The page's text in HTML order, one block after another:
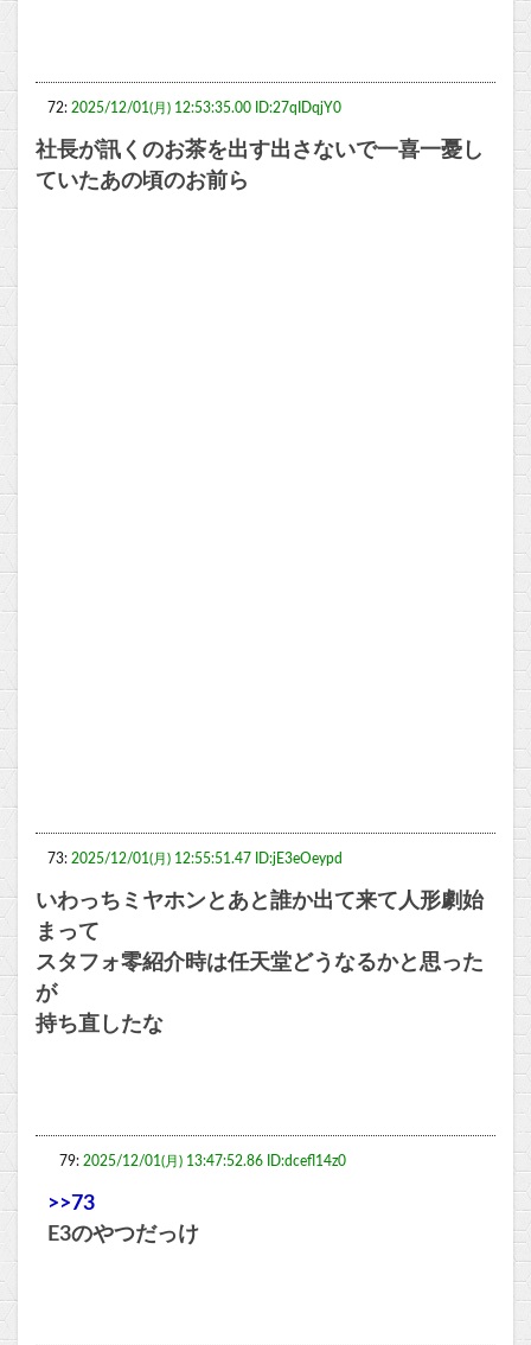
72: 2025/12/01(月) 12:53:35.00 ID:27qIDqjY0
社長が訊くのお茶を出す出さないで一喜一憂し
ていたあの頃のお前ら
73: 2025/12/01(月) 12:55:51.47 ID:jE3eOeypd
いわっちミヤホンとあと誰か出て来て人形劇始
まって
スタフォ零紹介時は任天堂どうなるかと思った
が
持ち直したな
79: 2025/12/01(月) 13:47:52.86 ID:dcefl14z0
>>73
E3のやつだっけ